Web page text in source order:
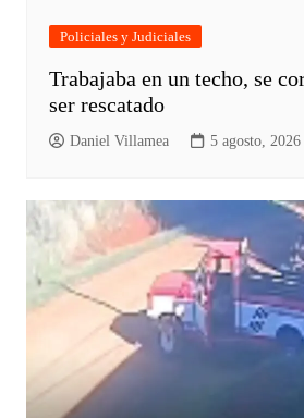
Policiales y Judiciales
Trabajaba en un techo, se
ser rescatado
Daniel Villamea 5 agosto, 2026